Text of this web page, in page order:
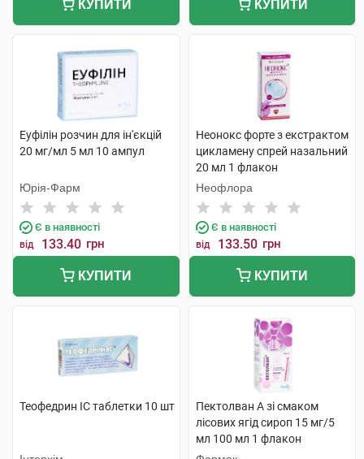
КУПИТИ КУПИТИ
Еуфілін розчин для ін'єкцій
20 мг/мл 5 мл 10 ампул
Юрія-Фарм
Є в наявності
від 133.40 грн
КУПИТИ
Неонокс форте з екстрактом
цикламену спрей назальний
20 мл 1 флакон
Неофлора
Є в наявності
від 133.50 грн
КУПИТИ
Теофедрин IC таблетки 10 шт
Пектолван А зі смаком
лісових ягід сироп 15 мг/5
мл 100 мл 1 флакон